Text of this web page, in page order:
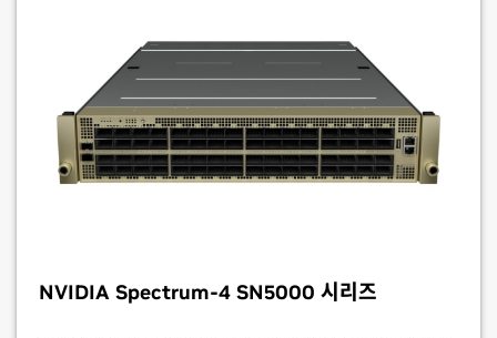
NVIDIA Spectrum-4 SN5000 시리즈